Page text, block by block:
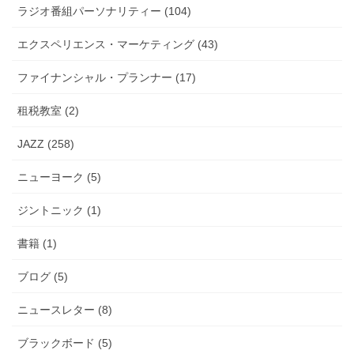
ラジオ番組パーソナリティー (104)
エクスペリエンス・マーケティング (43)
ファイナンシャル・プランナー (17)
租税教室 (2)
JAZZ (258)
ニューヨーク (5)
ジントニック (1)
書籍 (1)
ブログ (5)
ニュースレター (8)
ブラックボード (5)